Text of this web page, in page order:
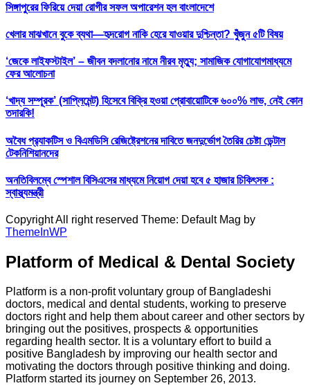
সিঙ্গাপুরের ফিরিয়ে দেয়া রোগীর সফল অপারেশন হল বাংলাদেশে
খেলার মাঝখানে বুকে ব্যথা—হৃদরোগ নাকি হেরে যাওয়ার দুশ্চিন্তা? খুঁজুন ৫টি বিষয়
‘জেকে লাইফস্টাইল’ – জীবন বদলানোর নামে নীরব মৃত্যু; সামাজিক যোগাযোগমাধ্যমে
ফের আলোচনা
‘খাদ্য সম্পূরক’ (সাপ্লিমেন্ট) হিসেবে বিক্রি হওয়া প্রোবায়োটিকে ৬০০% লাভ, নেই কোন
তদারকি!
অবৈধ প্র‍্যাকটিস ও বিএমডিসি রেজিষ্ট্রেশনের দাবিতে জনদুর্ভোগ তৈরির চেষ্টা ডেন্টাল
টেকনিশিয়ানদের
অনতিবিলম্বে স্পেশাল বিসিএসের মাধ্যমে নিয়োগ দেয়া হবে ৫ হাজার চিকিৎসক :
স্বাস্থ্যমন্ত্রী
Copyright All right reserved Theme: Default Mag by
ThemeInWP
Platform of Medical & Dental Society
Platform is a non-profit voluntary group of Bangladeshi
doctors, medical and dental students, working to preserve
doctors right and help them about career and other sectors by
bringing out the positives, prospects & opportunities
regarding health sector. It is a voluntary effort to build a
positive Bangladesh by improving our health sector and
motivating the doctors through positive thinking and doing.
Platform started its journey on September 26, 2013.